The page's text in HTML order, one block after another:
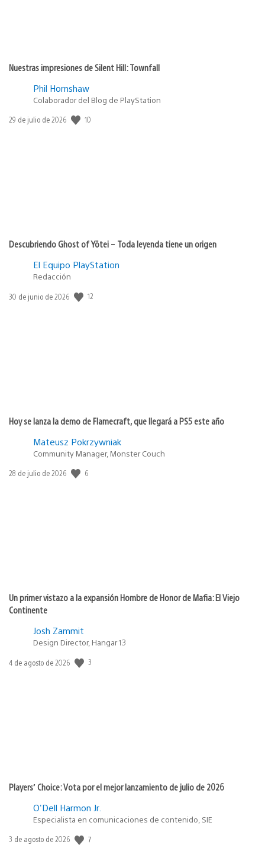
Nuestras impresiones de Silent Hill: Townfall
Phil Hornshaw
Colaborador del Blog de PlayStation
Fecha
29 de julio de 2026 10
Descubriendo Ghost of Yōtei – Toda leyenda tiene un origen
El Equipo PlayStation
Redacción
Fecha
30 de junio de 2026 12
Hoy se lanza la demo de Flamecraft, que llegará a PS5 este año
Mateusz Pokrzywniak
Community Manager, Monster Couch
Fecha
28 de julio de 2026 6
Un primer vistazo a la expansión Hombre de Honor de Mafia: El Viejo
Continente
Josh Zammit
Design Director, Hangar 13
Fecha
4 de agosto de 2026 3
Players’ Choice: Vota por el mejor lanzamiento de julio de 2026
O'Dell Harmon Jr.
Especialista en comunicaciones de contenido, SIE
Fecha
3 de agosto de 2026 7